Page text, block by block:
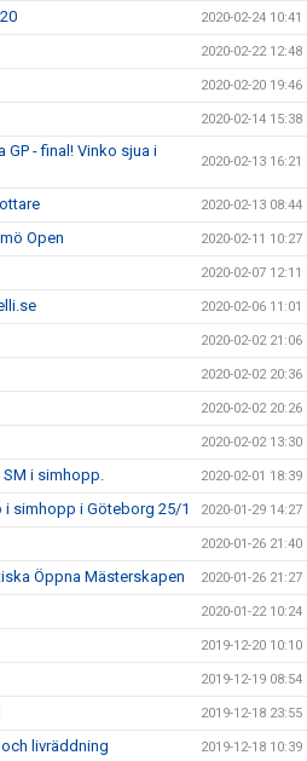
2020-02-24 10:41
2020-02-22 12:48
2020-02-20 19:46
2020-02-14 15:38
- final! Vinko sjua i
2020-02-13 16:21
2020-02-13 08:44
Open 2020-02-11 10:27
2020-02-07 12:11
2020-02-06 11:01
2020-02-02 21:06
2020-02-02 20:36
2020-02-02 20:26
2020-02-02 13:30
SM i simhopp. 2020-02-01 18:39
simhopp i Göteborg 25/1 2020-01-29 14:27
2020-01-26 21:40
Öppna Mästerskapen 2020-01-26 21:27
2020-01-22 10:24
2019-12-20 10:10
2019-12-19 08:54
2019-12-18 23:55
livräddning 2019-12-18 10:39